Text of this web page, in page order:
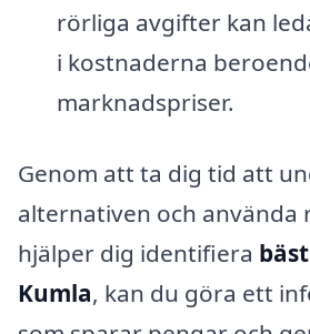
rörliga avgifter kan
i kostnaderna
marknadspriser.
Genom att ta dig tid att
alternativen och använda
hjälper dig identifiera
Kumla, kan du göra ett